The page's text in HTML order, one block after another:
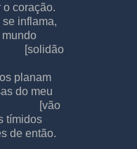
o coração.
inflama,
planam
do meu
tímidos
de então.